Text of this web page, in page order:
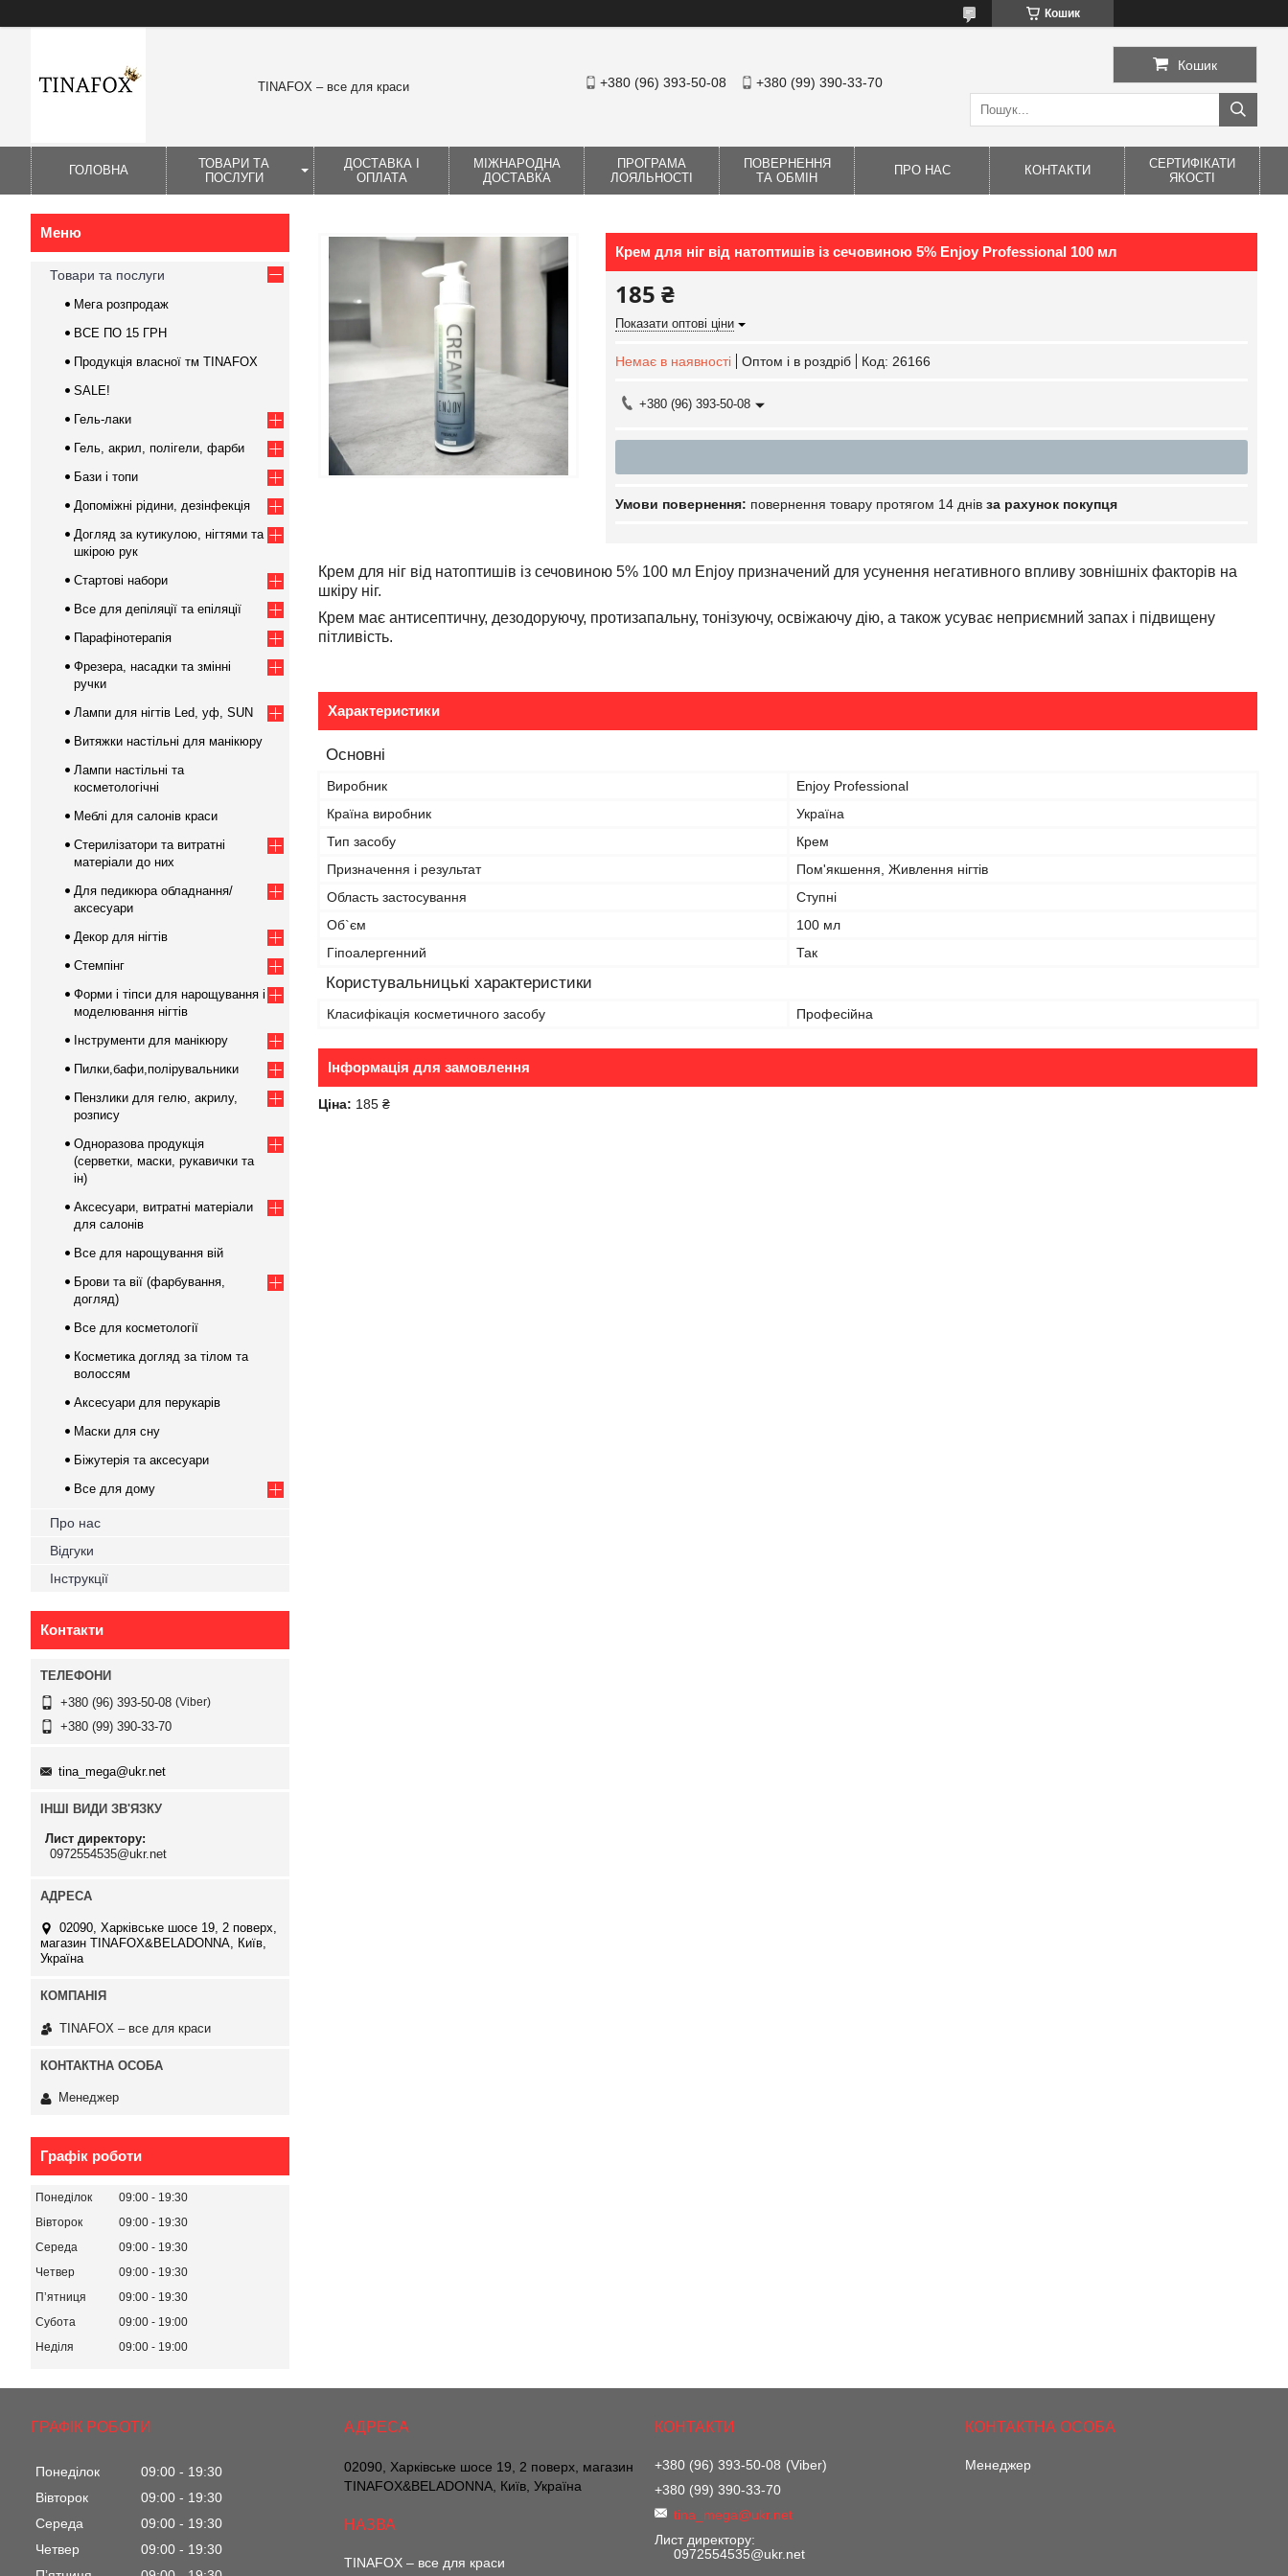
Кошик
TINAFOX – все для краси +380 (96) 393-50-08 +380 (99) 390-33-70
Кошик
ГОЛОВНА
ТОВАРИ ТА
ПОСЛУГИ
ДОСТАВКА І
ОПЛАТА
МІЖНАРОДНА
ДОСТАВКА
ПРОГРАМА
ЛОЯЛЬНОСТІ
ПОВЕРНЕННЯ
ТА ОБМІН
ПРО НАС КОНТАКТИ
СЕРТИФІКАТИ
ЯКОСТІ
Крем для ніг від натоптишів із сечовиною 5% Enjoy Professional 100 мл
185 ₴
Показати оптові ціни
Немає в наявності Оптом і в роздріб Код: 26166
+380 (96) 393-50-08
повернення товару протягом 14 днів за рахунок покупця
Крем для ніг від натоптишів із сечовиною 5% 100 мл Enjoy призначений для усунення негативного впливу зовнішніх факторів на
шкіру ніг.
Крем має антисептичну, дезодоруючу, протизапальну, тонізуючу, освіжаючу дію, а також усуває неприємний запах і підвищену
пітливість.
Характеристики
Основні
Виробник
Enjoy Professional
Країна виробник
Україна
Тип засобу
Крем
Призначення і результат
Пом'якшення, Живлення нігтів
Область застосування
Ступні
Об`єм
100 мл
Гіпоалергенний
Так
Користувальницькі характеристики
Класифікація косметичного засобу Професійна
Інформація для замовлення
Ціна: 185 ₴
Товари та послуги
Мега розпродаж
ВСЕ ПО 15 ГРН
Продукція власної тм TINAFOX
SALE!
Гель-лаки
Гель, акрил, полігели, фарби
Бази і топи
Допоміжні рідини, дезінфекція
Догляд за кутикулою, нігтями та
шкірою рук
Стартові набори
Все для депіляції та епіляції
Парафінотерапія
Фрезера, насадки та змінні
ручки
Лампи для нігтів Led, уф, SUN
Витяжки настільні для манікюру
Лампи настільні та
косметологічні
Меблі для салонів краси
Стерилізатори та витратні
матеріали до них
Для педикюра обладнання/
аксесуари
Декор для нігтів
Стемпінг
Форми і тіпси для нарощування і
моделювання нігтів
Інструменти для манікюру
Пилки,бафи,полірувальники
Пензлики для гелю, акрилу,
розпису
Одноразова продукція
(серветки, маски, рукавички та
ін)
Аксесуари, витратні матеріали
для салонів
Все для нарощування вій
Брови та вії (фарбування,
догляд)
Все для косметології
Косметика догляд за тілом та
волоссям
Аксесуари для перукарів
Маски для сну
Біжутерія та аксесуари
Все для дому
Про нас
Відгуки
Інструкції
Контакти
+380 (96) 393-50-08 Viber
+380 (99) 390-33-70
tina_mega@ukr.net
ІНШІ ВИДИ ЗВ'ЯЗКУ
Лист директору
0972554535@ukr.net
02090, Харківське шосе 19, 2 поверх,
магазин TINAFOX&BELADONNA, Київ,
Україна
TINAFOX – все для краси
Менеджер
Графік роботи
Понеділок 09:00
19:30
Вівторок
09:00
19:30
Середа
09:00
19:30
Четвер
09:00
19:30
Пʼятниця
09:00
19:30
Субота
09:00
19:00
Неділя
09:00 19:00
ГРАФІК РОБОТИ
Понеділок 09:00
19:30
Вівторок
09:00
19:30
Середа
09:00
19:30
Четвер
09:00
19:30
02090, Харківське шосе 19, 2 поверх, магазин
TINAFOX&BELADONNA, Київ, Україна
TINAFOX – все для краси
+380 (96) 393-50-08
Viber
+380 (99) 390-33-70
tina_mega@ukr.net
Лист директору
0972554535@ukr.net
Менеджер